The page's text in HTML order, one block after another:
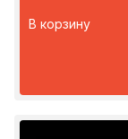
В корзину